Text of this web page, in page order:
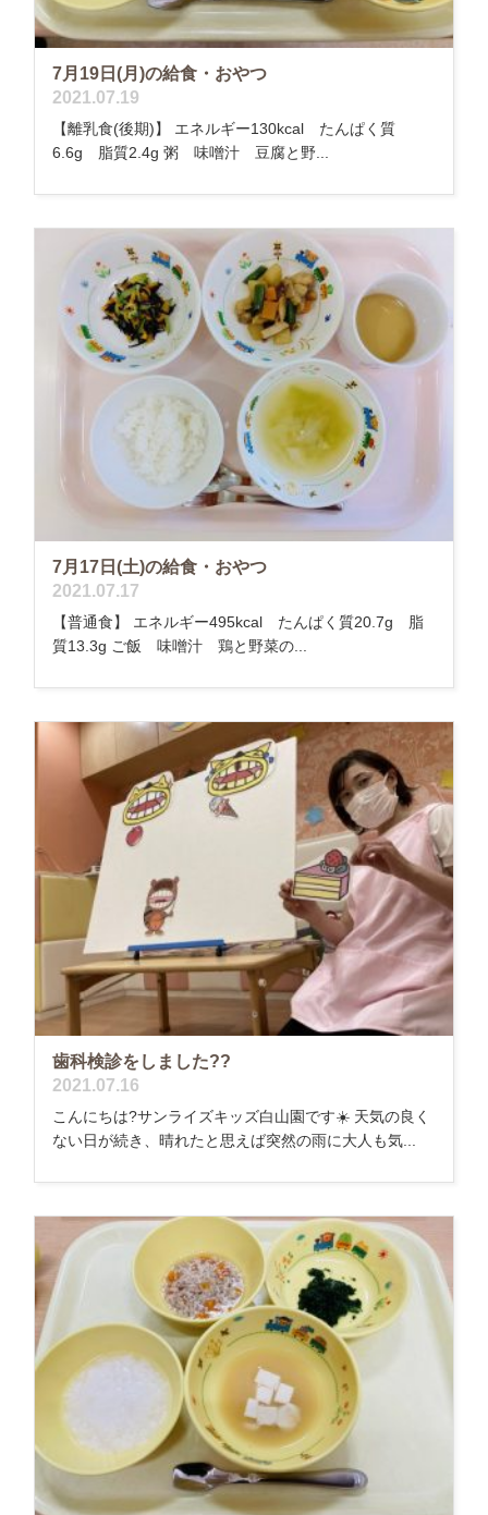
7月19日(月)の給食・おやつ
2021.07.19
【離乳食(後期)】 エネルギー130kcal たんぱく質
6.6g 脂質2.4g 粥 味噌汁 豆腐と野...
7月17日(土)の給食・おやつ
2021.07.17
【普通食】 エネルギー495kcal たんぱく質20.7g 脂
質13.3g ご飯 味噌汁 鶏と野菜の...
歯科検診をしました??
2021.07.16
こんにちは?サンライズキッズ白山園です☀️ 天気の良く
ない日が続き、晴れたと思えば突然の雨に大人も気...